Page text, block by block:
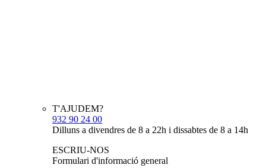
T'AJUDEM?
932 90 24 00
Dilluns a divendres de 8 a 22h i dissabtes de 8 a 14h
ESCRIU-NOS
Formulari d'informació general